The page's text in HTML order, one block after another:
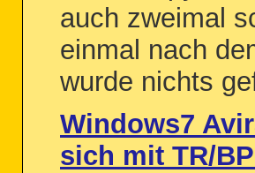
auch zweimal
einmal nach
wurde nichts
Windows7
sich mit TR/